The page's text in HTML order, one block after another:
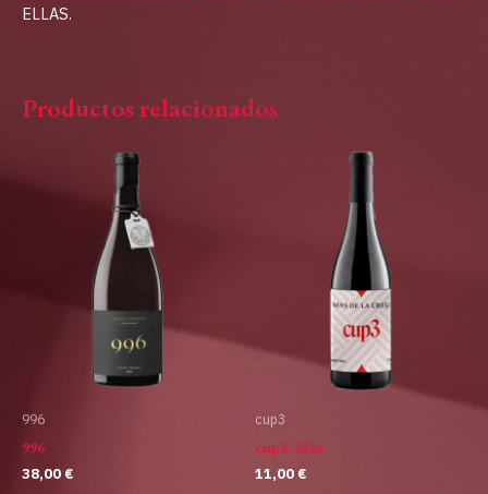
ELLAS.
Productos relacionados
996
996
38,00 €
cup3
cup3-2024
11,00 €